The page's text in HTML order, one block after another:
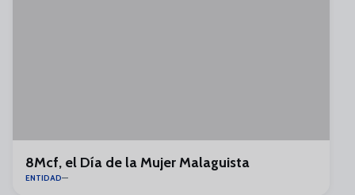
8Mcf, el Día de la Mujer Malaguista
ENTIDAD